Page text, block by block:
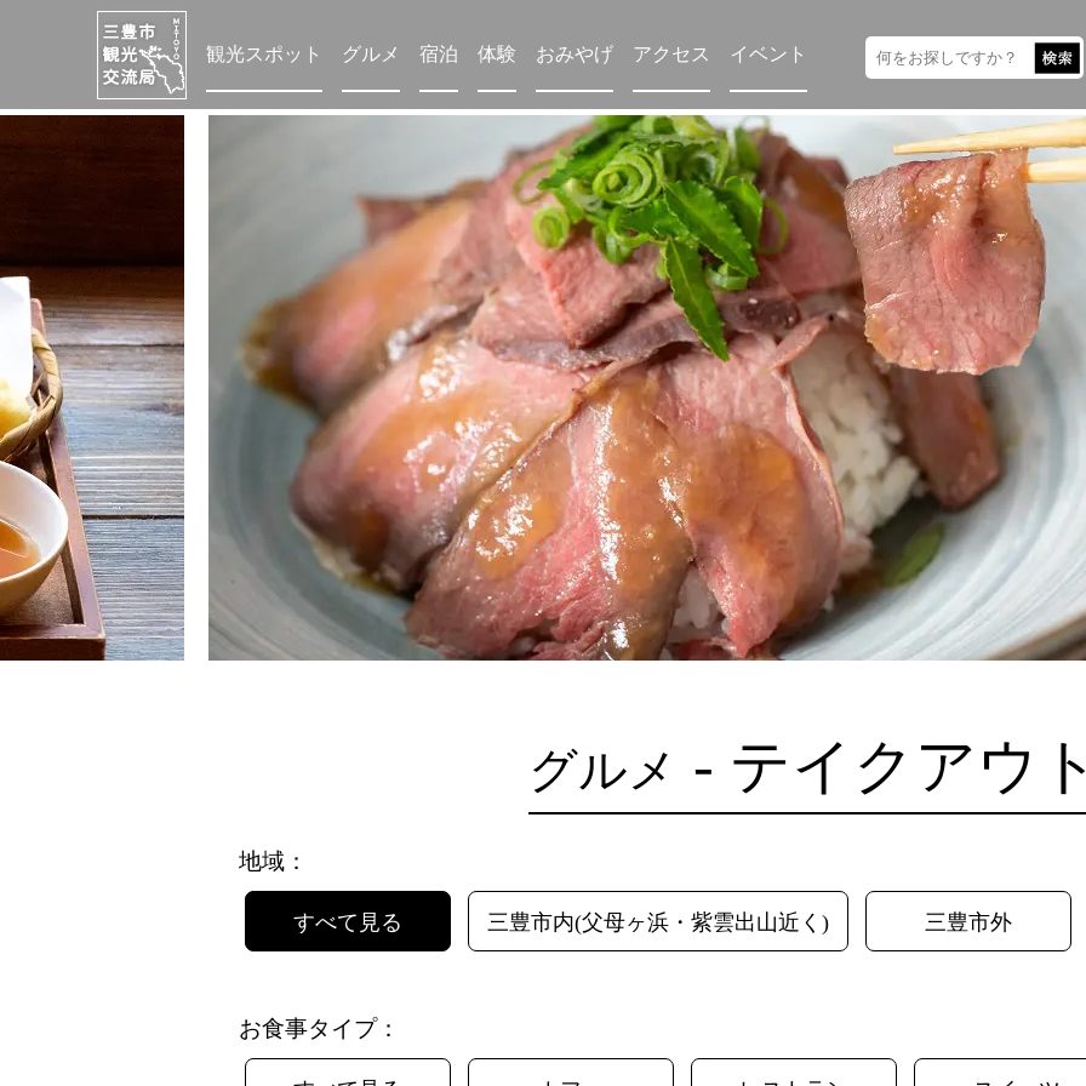
観光スポット グルメ 宿泊 体験 おみやげ アクセス イベント
グルメ - テイクアウ
地域：
すべて見る 三豊市内(父母ヶ浜・紫雲出山近く) 三豊市外
お食事タイプ：